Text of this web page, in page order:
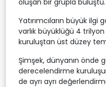
Yatırımcıların büyük
varlık büyüklüğü 4
kuruluştan üst düzey
Şimşek, dünyanın önde
derecelendirme
de ayrı ayrı